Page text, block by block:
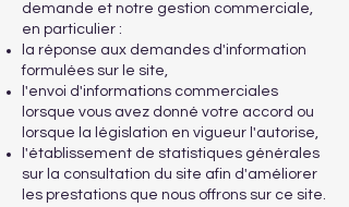
demande et notre gestion commerciale,
en particulier :
la réponse aux demandes d'information
formulées sur le site,
l'envoi d'informations commerciales
lorsque vous avez donné votre accord ou
lorsque la législation en vigueur l'autorise,
l'établissement de statistiques générales
sur la consultation du site afin d'améliorer
les prestations que nous offrons sur ce site.